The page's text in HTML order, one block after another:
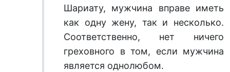
Шариату, мужчина вправе иметь
как одну жену, так и несколько.
Соответственно, нет ничего
греховного в том, если мужчина
является однолюбом.